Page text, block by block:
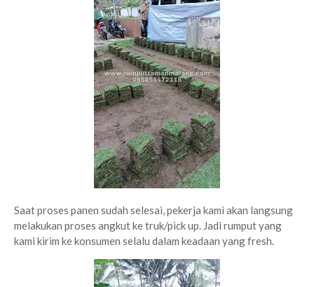
Saat proses panen sudah selesai, pekerja kami akan langsung
melakukan proses angkut ke truk/pick up. Jadi rumput yang
kami kirim ke konsumen selalu dalam keadaan yang fresh.